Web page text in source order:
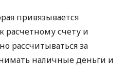
привязывается
расчетному счету и
рассчитываться за
наличные деньги и